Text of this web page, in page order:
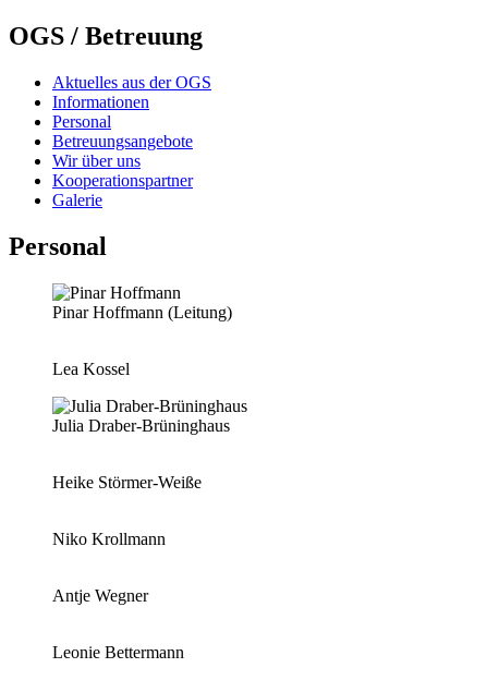
OGS / Betreuung
Aktuelles aus der OGS
Informationen
Personal
Betreuungsangebote
Wir über uns
Kooperationspartner
Galerie
Personal
Pinar Hoffmann (Leitung)
Lea Kossel
Julia Draber-Brüninghaus
Heike Störmer-Weiße
Niko Krollmann
Antje Wegner
Leonie Bettermann